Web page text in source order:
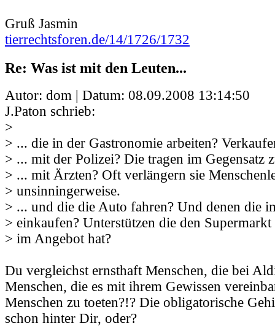
Gruß Jasmin
tierrechtsforen.de/14/1726/1732
Re: Was ist mit den Leuten...
Autor: dom | Datum: 08.09.2008 13:14:50
J.Paton schrieb:
>
> ... die in der Gastronomie arbeiten?
> ... mit der Polizei? Die tragen im Gegensatz
> ... mit Ärzten? Oft verlängern sie
> unsinningerweise.
> ... und die die Auto fahren? Und denen die
> einkaufen? Unterstützen die den
> im Angebot hat?
Du vergleichst ernsthaft Menschen, die bei
Menschen, die es mit ihrem Gewissen
Menschen zu toeten?!? Die obligatorische
schon hinter Dir, oder?